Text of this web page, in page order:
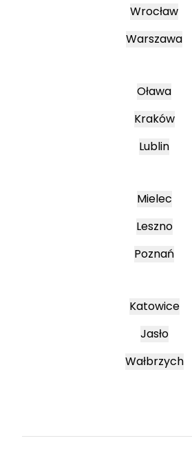
Wrocław
Warszawa
Oława
Kraków
Lublin
Mielec
Leszno
Poznań
Katowice
Jasło
Wałbrzych